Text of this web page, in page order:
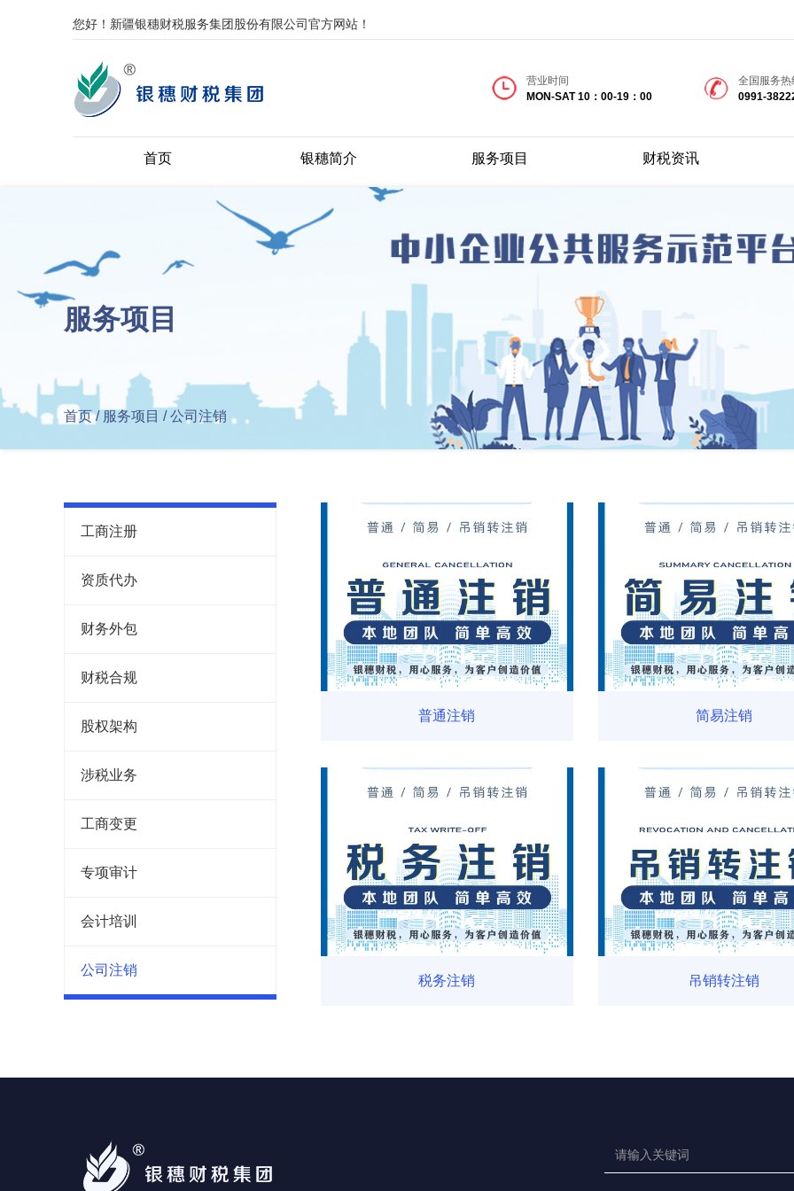
您好！新疆银穗财税服务集团股份有限公司官方网站！
营业时间
MON-SAT 10：00-19：00
全国服务热
0991-
首页 银穗简介 服务项目 财税资讯
服务项目
首页/ 服务项目 /公司注销
工商注册
资质代办
财务外包
财税合规
股权架构
涉税业务
工商变更
专项审计
会计培训
公司注销
普通注销 简易注销
税务注销 吊销转注销